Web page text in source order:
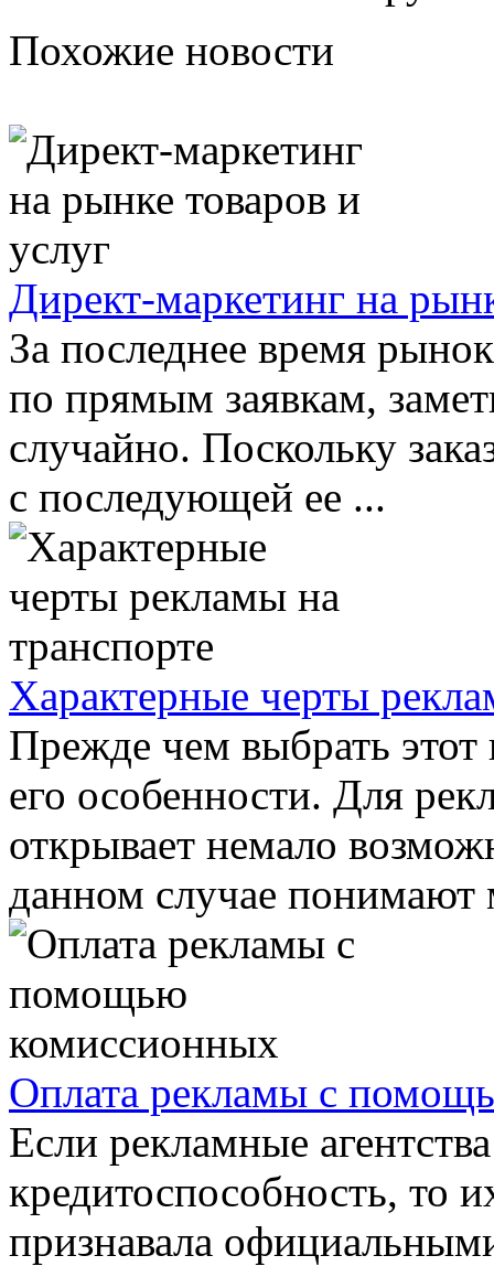
Похожие новости
Директ-маркетинг на
За последнее время
по прямым заявкам,
случайно. Поскольку
с последующей ее ...
Характерные черты
Прежде чем выбрать
его особенности. Для
открывает немало
данном случае понимают
Оплата рекламы с
Если рекламные
кредитоспособность, то
признавала